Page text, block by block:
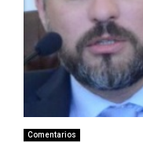
Comentarios